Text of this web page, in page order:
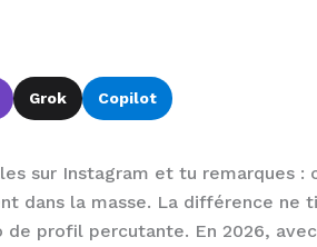
Grok Copilot
sur Instagram et tu remarques
dans la masse. La différence ne
de profil percutante. En 2026,